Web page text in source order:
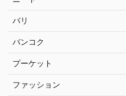
バリ
バンコク
プーケット
ファッション